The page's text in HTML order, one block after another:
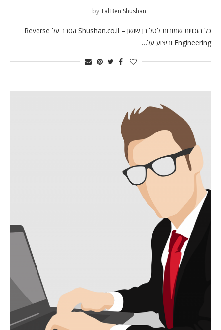
byTal Ben Shushan
כל הזכויות שמורות לטל בן שושן – Shushan.co.il הסבר על Reverse
Engineering וביצוע על…